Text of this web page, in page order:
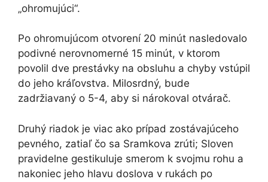
„ohromujúci“.
Po ohromujúcom otvorení 20 minút nasledovalo
podivné nerovnomerné 15 minút, v ktorom
povolil dve prestávky na obsluhu a chyby vstúpil
do jeho kráľovstva. Milosrdný, bude
zadržiavaný o 5-4, aby si nárokoval otvárač.
Druhý riadok je viac ako prípad zostávajúceho
pevného, ​​zatiaľ čo sa Sramkova zrúti; Sloven
pravidelne gestikuluje smerom k svojmu rohu a
nakoniec jeho hlavu doslova v rukách po